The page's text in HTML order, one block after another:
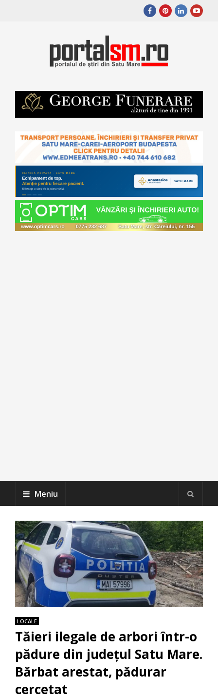
Meniu
LOCALE
Tăieri ilegale de arbori într-o
pădure din județul Satu Mare.
Bărbat arestat, pădurar
cercetat